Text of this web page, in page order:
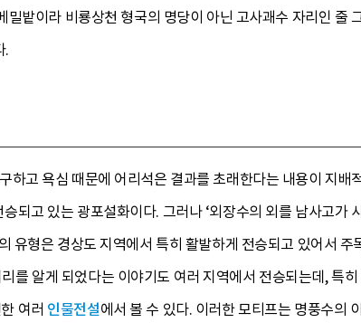
밭이라 비룡상천 형국의 명당이 아닌 고사괘수 자리인 줄
.
하고 욕심 때문에 어리석은 결과를 초래한다는 내용이 지
되고 있는 광포설화이다. 그러나 ‘외장수의 외를 남사고가
유형은 경상도 지역에서 특히 활발하게 전승되고 있어서
를 알게 되었다는 이야기도 여러 지역에서 전승되는데, 특
여러 인물전설에서 볼 수 있다. 이러한 모티프는 명풍수의